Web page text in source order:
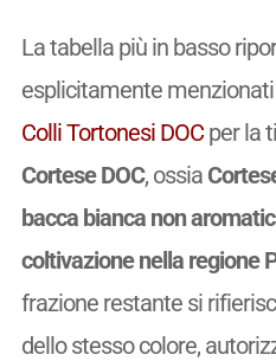
La tabella più in basso
esplicitamente
Colli Tortonesi DOCper la
Cortese DOC, ossia
bacca bianca non
coltivazione nella regione
frazione restante si
dello stesso colore,